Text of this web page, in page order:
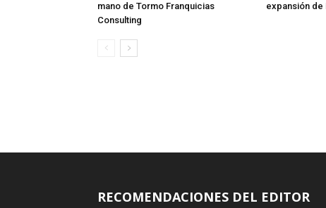
mano de Tormo Franquicias
Consulting
expansión de
RECOMENDACIONES DEL EDITOR